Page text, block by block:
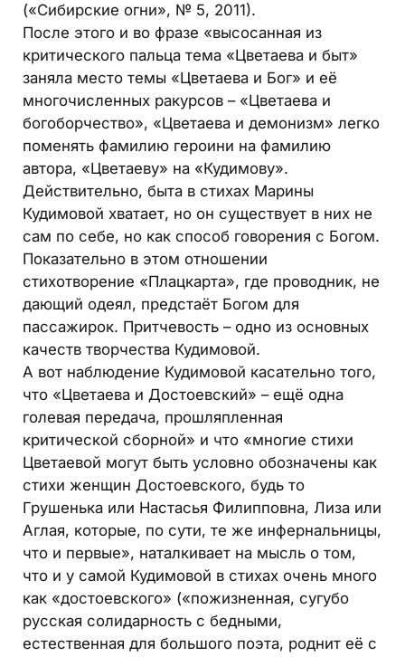
(«Сибирские огни», № 5, 2011).
После этого и во фразе «высосанная из
критического пальца тема «Цветаева и быт»
заняла место темы «Цветаева и Бог» и её
многочисленных ракурсов – «Цветаева и
богоборчество», «Цветаева и демонизм» легко
поменять фамилию героини на фамилию
автора, «Цветаеву» на «Кудимову».
Действительно, быта в стихах Марины
Кудимовой хватает, но он существует в них не
сам по себе, но как способ говорения с Богом.
Показательно в этом отношении
стихотворение «Плацкарта», где проводник, не
дающий одеял, предстаёт Богом для
пассажирок. Притчевость – одно из основных
качеств творчества Кудимовой.
А вот наблюдение Кудимовой касательно того,
что «Цветаева и Достоевский» – ещё одна
голевая передача, прошляпленная
критической сборной» и что «многие стихи
Цветаевой могут быть условно обозначены как
стихи женщин Достоевского, будь то
Грушенька или Настасья Филипповна, Лиза или
Аглая, которые, по сути, те же инфернальницы,
что и первые», наталкивает на мысль о том,
что и у самой Кудимовой в стихах очень много
как «достоевского» («пожизненная, сугубо
русская солидарность с бедными,
естественная для большого поэта, роднит её с